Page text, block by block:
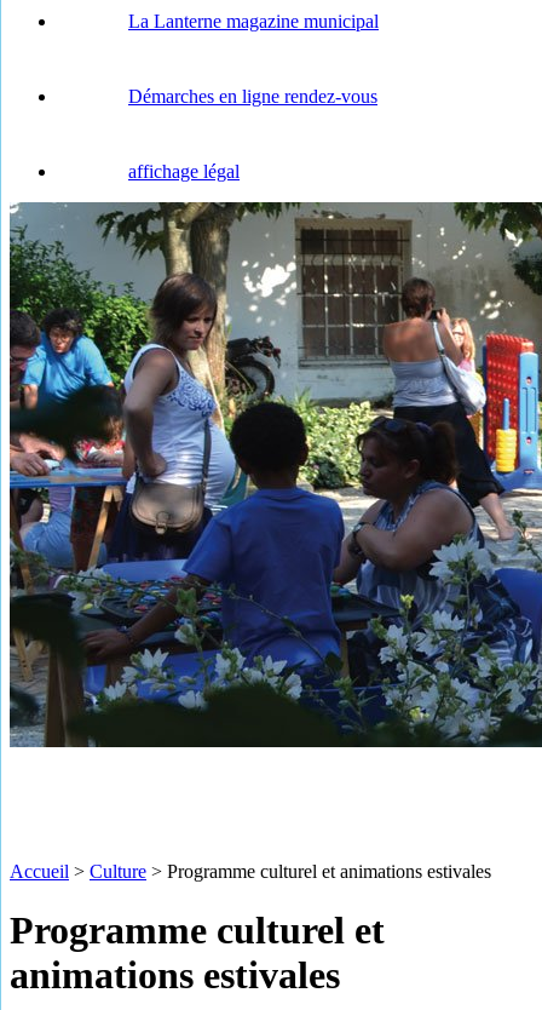
La Lanterne magazine municipal
Démarches en ligne rendez-vous
affichage légal
Accueil > Culture > Programme culturel et animations estivales
Programme culturel et
animations estivales